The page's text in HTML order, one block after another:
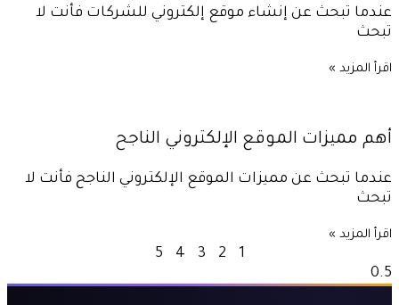
عندما تبحث عن إنشاء موقع إلكتروني للشركات فأنت لا
تبحث
اقرأ المزيد »
أهم مميزات الموقع الإلكتروني الناجح
عندما تبحث عن مميزات الموقع الإلكتروني الناجح فأنت لا
تبحث
اقرأ المزيد »
1
2
3
4
5